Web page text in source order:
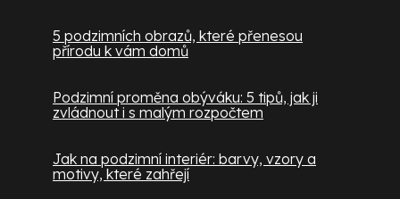
5 podzimních obrazů, které přenesou
přírodu k vám domů
Podzimní proměna obýváku: 5 tipů, jak ji
zvládnout i s malým rozpočtem
Jak na podzimní interiér: barvy, vzory a
motivy, které zahřejí